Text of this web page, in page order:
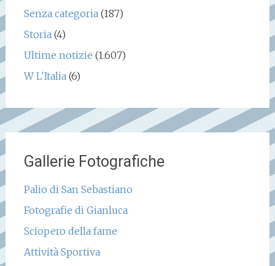
Senza categoria(187)
Storia(4)
Ultime notizie (1.607)
W L'Italia(6)
Gallerie Fotografiche
Palio di San Sebastiano
Fotografie di Gianluca
Sciopero della fame
Attività Sportiva